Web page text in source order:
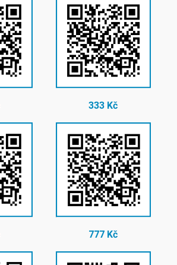
333 Kč
777 Kč